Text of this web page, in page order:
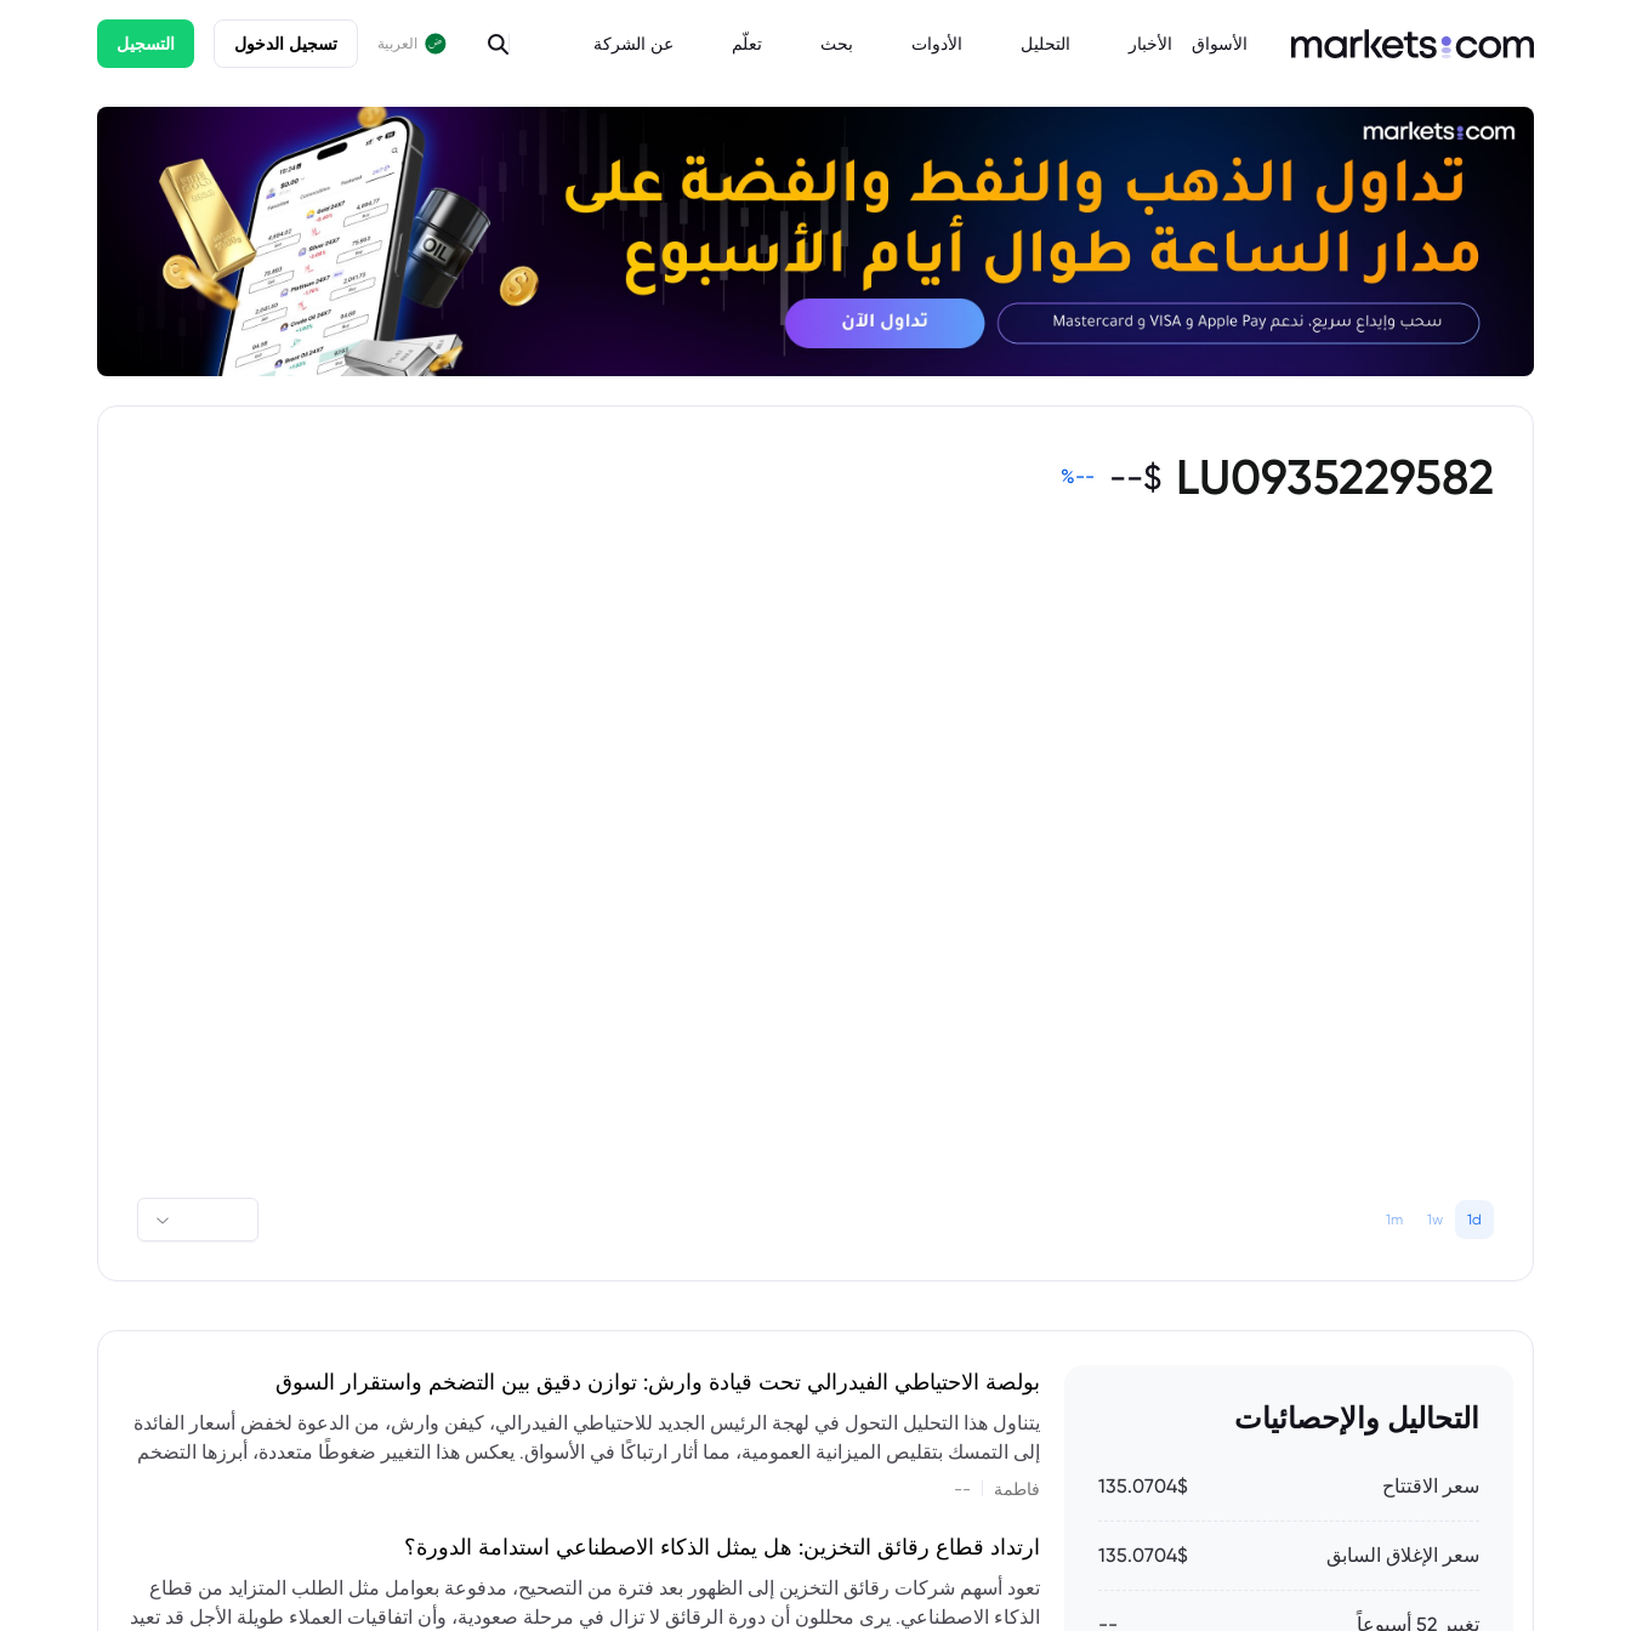
الأسواق الأخبار التحليل الأدوات بحث تعلّم عن الشركة العربية تسجيل الدخول التسجيل
LU0935229582
$
--
--
%
1d
1w
1m
التحاليل والإحصائيات
سعر الاقتتاح 135.0704$
سعر الإغلاق السابق 135.0704$
تغيير 52 أسبوعاً --
بولصة الاحتياطي الفيدرالي تحت قيادة وارش: توازن دقيق بين التضخم واستقرار السوق
يتناول هذا التحليل التحول في لهجة الرئيس الجديد للاحتياطي الفيدرالي، كيفن وارش، من الدعوة لخفض أسعار الفائدة
إلى التمسك بتقليص الميزانية العمومية، مما أثار ارتباكًا في الأسواق. يعكس هذا التغيير ضغوطًا متعددة، أبرزها التضخم
المستمر، والعجز المالي الكبير، والتوترات الجيوسياسية في الشرق الأوسط، التي تقيد خيارات خفض الفائدة أو خفض
وتجنب التدابير الاستفزازية التي قد تزعزع استقرار السوق.
فاطمة --
ارتداد قطاع رقائق التخزين: هل يمثل الذكاء الاصطناعي استدامة الدورة؟
تعود أسهم شركات رقائق التخزين إلى الظهور بعد فترة من التصحيح، مدفوعة بعوامل مثل الطلب المتزايد من قطاع
الذكاء الاصطناعي. يرى محللون أن دورة الرقائق لا تزال في مرحلة صعودية، وأن اتفاقيات العملاء طويلة الأجل قد تعيد